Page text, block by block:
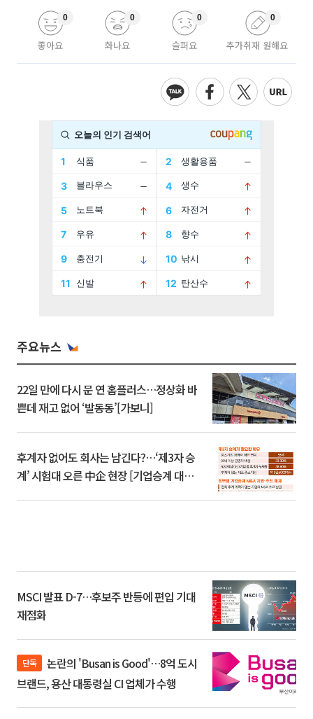
좋아요
0
화나요
0
슬퍼요
0
추가취재 원해요
0
주요뉴스
22일 만에 다시 문 연 홈플러스…정상화 바
쁜데 재고 없어 ‘발동동’[가보니]
후계자 없어도 회사는 남긴다?…‘제3자 승
계’ 시험대 오른 中企 현장 [기업승계 대전
MSCI 발표 D-7…후보주 반등에 편입 기대
재점화
단독
브랜드, 용산 대통령실 CI 업체가 수행